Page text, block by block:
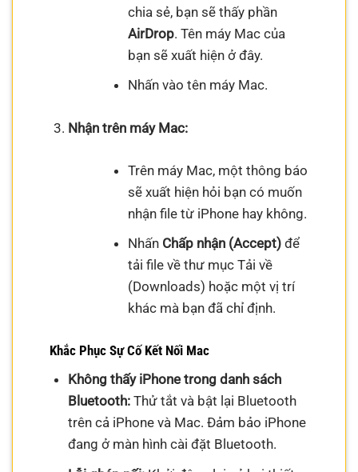
chia sẻ, bạn sẽ thấy phần
AirDrop. Tên máy Mac của
bạn sẽ xuất hiện ở đây.
Nhấn vào tên máy Mac.
Nhận trên máy Mac:
Trên máy Mac, một thông báo
sẽ xuất hiện hỏi bạn có muốn
nhận file từ iPhone hay không.
Nhấn Chấp nhận (Accept)để
tải file về thư mục Tải về
(Downloads) hoặc một vị trí
khác mà bạn đã chỉ định.
Khắc Phục Sự Cố Kết Nối Mac
Không thấy iPhone trong danh sách
Bluetooth:Thử tắt và bật lại Bluetooth
trên cả iPhone và Mac. Đảm bảo iPhone
đang ở màn hình cài đặt Bluetooth.